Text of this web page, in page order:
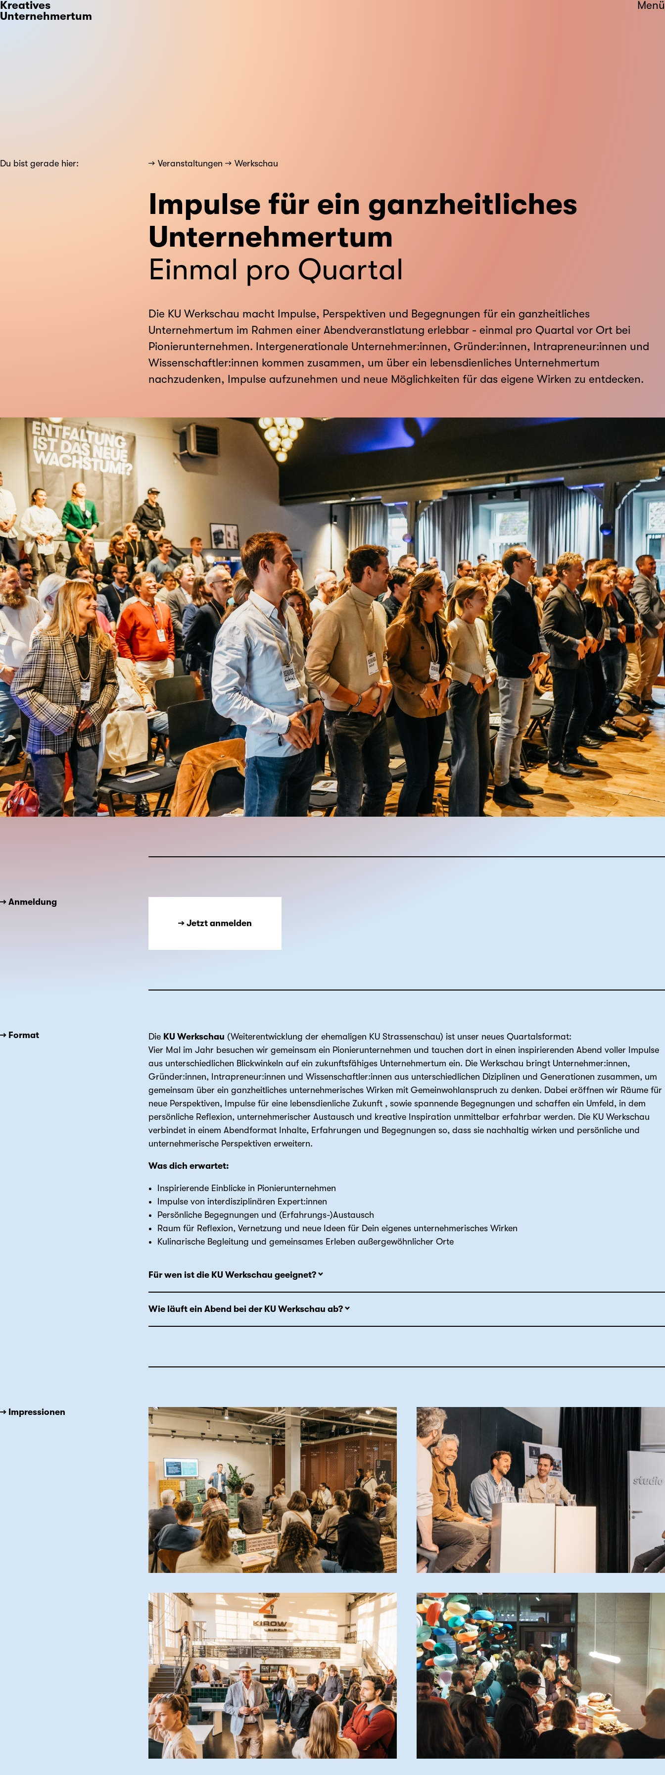
Kreatives
Unternehmertum
Menü
Du bist gerade hier: Veranstaltungen Werkschau
Impulse für ein ganzheitliches
Unternehmertum
Einmal pro Quartal
Die KU Werkschau macht Impulse, Perspektiven und Begegnungen für ein ganzheitliches
Unternehmertum im Rahmen einer Abendveranstlatung erlebbar - einmal pro Quartal vor Ort bei
Pionierunternehmen. Intergenerationale Unternehmer:innen, Gründer:innen, Intrapreneur:innen und
Wissenschaftler:innen kommen zusammen, um über ein lebensdienliches Unternehmertum
nachzudenken, Impulse aufzunehmen und neue Möglichkeiten für das eigene Wirken zu entdecken.
→ Anmeldung
→ Jetzt anmelden
→ Format Die KU Werkschau (Weiterentwicklung der ehemaligen KU Strassenschau) ist unser neues Quartalsformat:
Vier Mal im Jahr besuchen wir gemeinsam ein Pionierunternehmen und tauchen dort in einen inspirierenden Abend voller Impulse
aus unterschiedlichen Blickwinkeln auf ein zukunftsfähiges Unternehmertum ein. Die Werkschau bringt Unternehmer:innen,
Gründer:innen, Intrapreneur:innen und Wissenschaftler:innen aus unterschiedlichen Diziplinen und Generationen zusammen, um
gemeinsam über ein ganzheitliches unternehmerisches Wirken mit Gemeinwohlanspruch zu denken. Dabei eröffnen wir Räume für
neue Perspektiven, Impulse für eine lebensdienliche Zukunft , sowie spannende Begegnungen und schaffen ein Umfeld, in dem
persönliche Reflexion, unternehmerischer Austausch und kreative Inspiration unmittelbar erfahrbar werden. Die KU Werkschau
verbindet in einem Abendformat Inhalte, Erfahrungen und Begegnungen so, dass sie nachhaltig wirken und persönliche und
unternehmerische Perspektiven erweitern.
Was dich erwartet:
Inspirierende Einblicke in Pionierunternehmen
Impulse von interdisziplinären Expert:innen
Persönliche Begegnungen und (Erfahrungs-)Austausch
Raum für Reflexion, Vernetzung und neue Ideen für Dein eigenes unternehmerisches Wirken
Kulinarische Begleitung und gemeinsames Erleben außergewöhnlicher Orte
Für wen ist die KU Werkschau geeignet?
Wie läuft ein Abend bei der KU Werkschau ab?
→ Impressionen